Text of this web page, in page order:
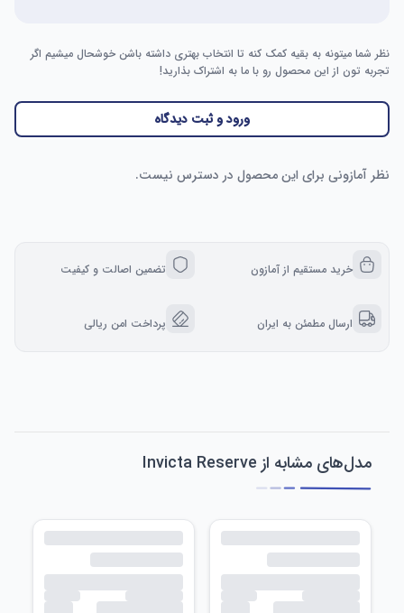
نظر شما میتونه به بقیه کمک کنه تا انتخاب بهتری داشته باشن خوشحال میشیم اگر
تجربه تون از این محصول رو با ما به اشتراک بذارید!
ورود و ثبت دیدگاه
نظر آمازونی برای این محصول در دسترس نیست.
خرید مستقیم از آمازون تضمین اصالت و کیفیت
ارسال مطمئن به ایران پرداخت امن ریالی
مدل‌های مشابه از Invicta Reserve